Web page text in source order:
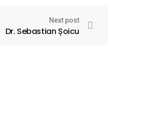
Next post
Dr. Sebastian Șoicu